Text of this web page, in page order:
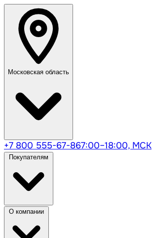
Московская область
+7 800 555-67-867:00–18:00, МСК